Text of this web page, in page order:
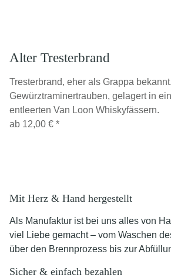
Alter Tresterbrand
Tresterbrand, eher als Grappa
Gewürztraminertrauben, gelagert in
entleerten Van Loon Whiskyfässern.
ab 12,00 € *
Mit Herz & Hand hergestellt
Als Manufaktur ist bei uns alles von
viel Liebe gemacht – vom Waschen
über den Brennprozess bis zur
Sicher & einfach bezahlen